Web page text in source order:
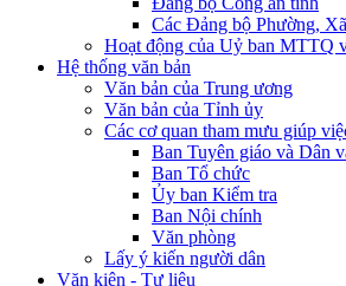
Các Đảng bộ Phường, Xã
Hoạt động của Uỷ ban MTTQ
Hệ thống văn bản
Văn bản của Trung ương
Văn bản của Tỉnh ủy
Các cơ quan tham mưu giúp
Ban Tuyên giáo và Dân
Ban Tổ chức
Ủy ban Kiểm tra
Ban Nội chính
Văn phòng
Lấy ý kiến người dân
Văn kiện - Tư liệu